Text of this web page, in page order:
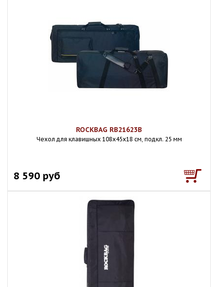
ROCKBAG RB21623B
Чехол для клавишных 108х45х18 см, подкл. 25 мм
8 590 руб